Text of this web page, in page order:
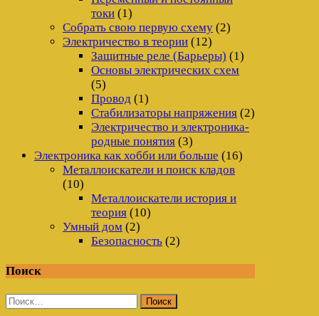
токи (1)
Собрать свою первую схему (2)
Электричество в теории (12)
Защитные реле (Барьеры) (1)
Основы электрических схем
(5)
Провод (1)
Стабилизаторы напряжения (2)
Электричество и электроника-
родные понятия (3)
Электроника как хобби или больше (16)
Металлоискатели и поиск кладов
(10)
Металлоискатели история и
теория (10)
Умный дом (2)
Безопасность (2)
Поиск
Найти: